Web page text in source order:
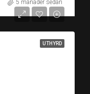
5 månader sedan
UTHYRD